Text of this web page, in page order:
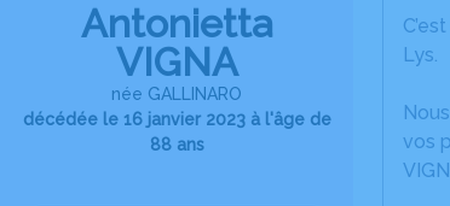
Antonietta
VIGNA
née GALLINARO
décédée le 16 janvier 2023 à l'âge de
88 ans
Lys.
vos